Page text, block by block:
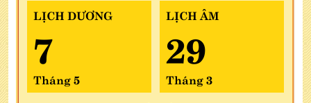
LỊCH DƯƠNG
7
Tháng 5
LỊCH ÂM
29
Tháng 3